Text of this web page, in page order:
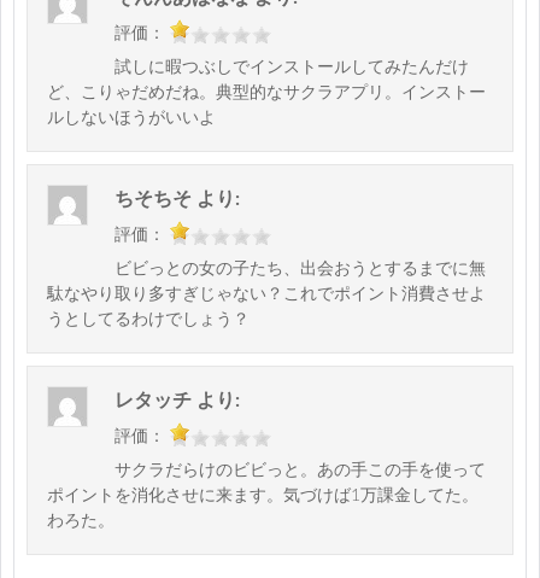
評価：
試しに暇つぶしでインストールしてみたんだけ
ど、こりゃだめだね。典型的なサクラアプリ。インストー
ルしないほうがいいよ
ちそちそ より:
評価：
ビビっとの女の子たち、出会おうとするまでに無
駄なやり取り多すぎじゃない？これでポイント消費させよ
うとしてるわけでしょう？
レタッチ より:
評価：
サクラだらけのビビっと。あの手この手を使って
ポイントを消化させに来ます。気づけば1万課金してた。
わろた。